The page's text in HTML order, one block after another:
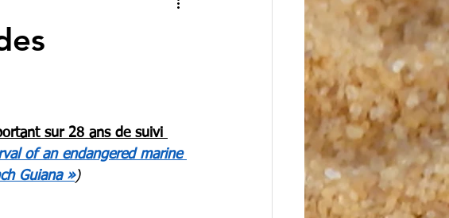
sur 28 ans de suivi
of an endangered marine
Guiana »)